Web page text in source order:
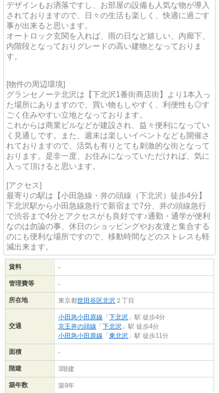
デザインもお洒落ですし、お部屋の設備も人気な物が導入
されておりますので、日々の生活も楽しく、快適に過ごす
事が出来ると思います。
オートロック玄関を入れば、雨の日など嬉しい、内廊下、
内階段となっておりグレードの高い建物となっておりま
す。
[物件の周辺環境]
グランセノーテ北沢は【下北沢1番街商店街】より1本入っ
た場所にありますので、買い物もしやすく、利便性も◎す
ごく住みやすい立地となっております。
これからは商業ビルなどが建設され、益々便利になってい
く見通しです。また、週末は楽しいイベントなども開催さ
れておりますので、活気も有りとても刺激的な街となって
おります。是非一度、お住みになっていただければ、気に
入って頂けると思います。
[アクセス]
最寄りの駅は【小田急線・井の頭線（下北沢）徒歩4分】
下北沢駅から小田急線急行で新宿まで7分、井の頭線急行
で渋谷まで4分とアクセスがも良好です♪通勤・通学が便利
なのは勿論の事、休日のショッピングやお友達と集合する
のにも便利な場所ですので、移動時間などのストレスも軽
減出来ます。
賃料 -
管理費等 -
所在地 東京都世田谷区北沢 ２丁目
交通
小田急小田原線 「 下北沢 」駅 徒歩4分
京王井の頭線 「 下北沢 」駅 徒歩4分
小田急小田原線 「 東北沢 」駅 徒歩11分
面積 -
階建 3階建
築年数 築9年